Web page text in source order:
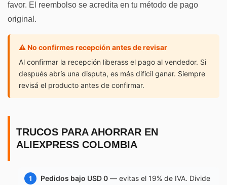
favor. El reembolso se acredita en tu método de pago
original.
⚠️ No confirmes recepción antes de revisar
Al confirmar la recepción liberass el pago al vendedor. Si
después abrís una disputa, es más difícil ganar. Siempre
revisá el producto antes de confirmar.
TRUCOS PARA AHORRAR EN
ALIEXPRESS COLOMBIA
Pedidos bajo USD 0 — evitas el 19% de IVA. Divide